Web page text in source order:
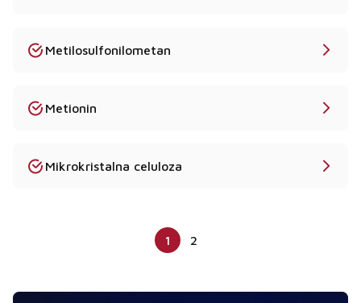
Metilosulfonilometan
Metionin
Mikrokristalna celuloza
1 2